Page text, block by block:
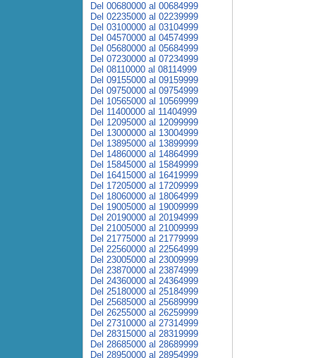
Del 00680000 al 00684999
Del 02235000 al 02239999
Del 03100000 al 03104999
Del 04570000 al 04574999
Del 05680000 al 05684999
Del 07230000 al 07234999
Del 08110000 al 08114999
Del 09155000 al 09159999
Del 09750000 al 09754999
Del 10565000 al 10569999
Del 11400000 al 11404999
Del 12095000 al 12099999
Del 13000000 al 13004999
Del 13895000 al 13899999
Del 14860000 al 14864999
Del 15845000 al 15849999
Del 16415000 al 16419999
Del 17205000 al 17209999
Del 18060000 al 18064999
Del 19005000 al 19009999
Del 20190000 al 20194999
Del 21005000 al 21009999
Del 21775000 al 21779999
Del 22560000 al 22564999
Del 23005000 al 23009999
Del 23870000 al 23874999
Del 24360000 al 24364999
Del 25180000 al 25184999
Del 25685000 al 25689999
Del 26255000 al 26259999
Del 27310000 al 27314999
Del 28315000 al 28319999
Del 28685000 al 28689999
Del 28950000 al 28954999